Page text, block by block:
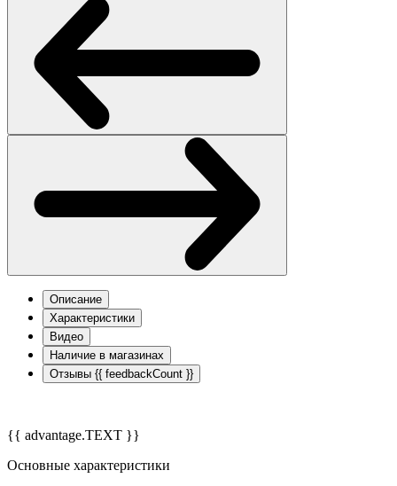
Описание
Характеристики
Видео
Наличие в магазинах
Отзывы {{ feedbackCount }}
{{ advantage.TEXT }}
Основные характеристики